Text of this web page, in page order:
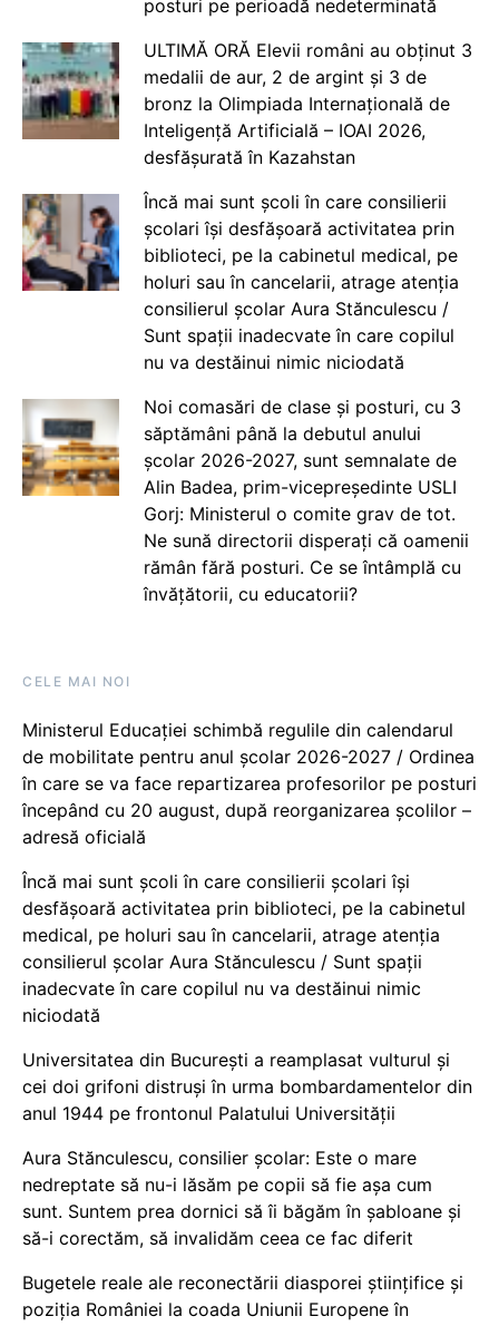
posturi pe perioadă nedeterminată
ULTIMĂ ORĂ Elevii români au obținut 3
medalii de aur, 2 de argint și 3 de
bronz la Olimpiada Internațională de
Inteligență Artificială – IOAI 2026,
desfășurată în Kazahstan
Încă mai sunt școli în care consilierii
școlari își desfășoară activitatea prin
biblioteci, pe la cabinetul medical, pe
holuri sau în cancelarii, atrage atenția
consilierul școlar Aura Stănculescu /
Sunt spații inadecvate în care copilul
nu va destăinui nimic niciodată
Noi comasări de clase și posturi, cu 3
săptămâni până la debutul anului
școlar 2026-2027, sunt semnalate de
Alin Badea, prim-vicepreședinte USLI
Gorj: Ministerul o comite grav de tot.
Ne sună directorii disperați că oamenii
rămân fără posturi. Ce se întâmplă cu
învățătorii, cu educatorii?
CELE MAI NOI
Ministerul Educației schimbă regulile din calendarul
de mobilitate pentru anul școlar 2026-2027 / Ordinea
în care se va face repartizarea profesorilor pe posturi
începând cu 20 august, după reorganizarea școlilor –
adresă oficială
Încă mai sunt școli în care consilierii școlari își
desfășoară activitatea prin biblioteci, pe la cabinetul
medical, pe holuri sau în cancelarii, atrage atenția
consilierul școlar Aura Stănculescu / Sunt spații
inadecvate în care copilul nu va destăinui nimic
niciodată
Universitatea din București a reamplasat vulturul și
cei doi grifoni distruși în urma bombardamentelor din
anul 1944 pe frontonul Palatului Universității
Aura Stănculescu, consilier școlar: Este o mare
nedreptate să nu-i lăsăm pe copii să fie așa cum
sunt. Suntem prea dornici să îi băgăm în șabloane și
să-i corectăm, să invalidăm ceea ce fac diferit
Bugetele reale ale reconectării diasporei științifice și
poziția României la coada Uniunii Europene în